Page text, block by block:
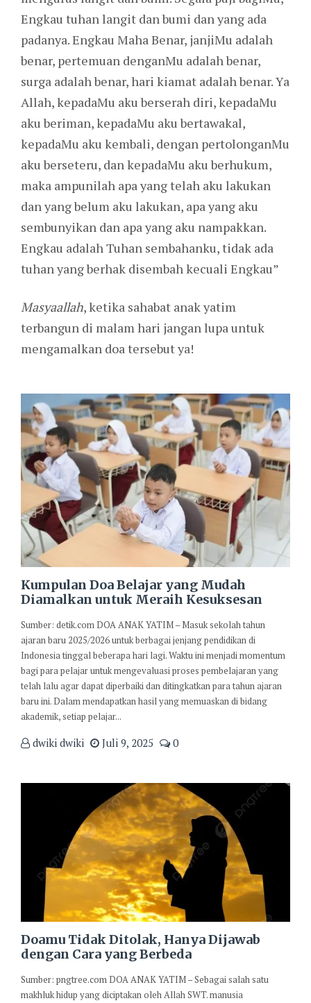
Engkau tuhan langit dan bumi dan yang ada
padanya. Engkau Maha Benar, janjiMu adalah
benar, pertemuan denganMu adalah benar,
surga adalah benar, hari kiamat adalah benar. Ya
Allah, kepadaMu aku berserah diri, kepadaMu
aku beriman, kepadaMu aku bertawakal,
kepadaMu aku kembali, dengan pertolonganMu
aku berseteru, dan kepadaMu aku berhukum,
maka ampunilah apa yang telah aku lakukan
dan yang belum aku lakukan, apa yang aku
sembunyikan dan apa yang aku nampakkan.
Engkau adalah Tuhan sembahanku, tidak ada
tuhan yang berhak disembah kecuali Engkau”
Masyaallah, ketika sahabat anak yatim
terbangun di malam hari jangan lupa untuk
mengamalkan doa tersebut ya!
Kumpulan Doa Belajar yang Mudah
Diamalkan untuk Meraih Kesuksesan
Sumber: detik.com DOA ANAK YATIM – Masuk sekolah tahun
ajaran baru 2025/2026 untuk berbagai jenjang pendidikan di
Indonesia tinggal beberapa hari lagi. Waktu ini menjadi momentum
bagi para pelajar untuk mengevaluasi proses pembelajaran yang
telah lalu agar dapat diperbaiki dan ditingkatkan para tahun ajaran
baru ini. Dalam mendapatkan hasil yang memuaskan di bidang
akademik, setiap pelajar...
dwiki dwiki Juli 9, 2025 0
Doamu Tidak Ditolak, Hanya Dijawab
dengan Cara yang Berbeda
Sumber: pngtree.com DOA ANAK YATIM – Sebagai salah satu
makhluk hidup yang diciptakan oleh Allah SWT. manusia